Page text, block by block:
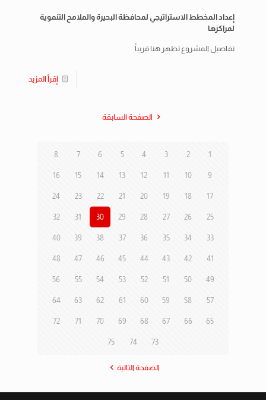
إعداد المخطط الاستراتيجي لمحافظة البحيرة والملامح التنموية
لمراكزها
تفاصيل المشروع تظهر هنا قريباً
إقرأ المزيد
الصفحة السابقة
1
2
3
4
5
6
7
8
9
10
11
12
13
14
15
16
17
18
19
20
21
22
23
24
25
26
27
28
29
30
31
32
33
34
35
36
37
38
39
40
41
42
43
44
45
46
47
48
49
50
51
52
53
54
55
56
57
58
59
60
61
62
63
64
65
66
67
68
69
70
71
72
73
74
75
الصفحة التالية